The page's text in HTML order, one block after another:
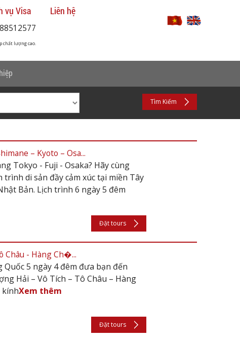
chất lượng cao.
vụ Visa Liên hệ
Tìm Kiếm
– Kyoto – Osa...
Tokyo - Fuji - Osaka? Hãy cùng
di sản đầy cảm xúc tại miền Tây
Bản. Lịch trình 6 ngày 5 đêm
Đặt tours
Châu - Hàng Ch�...
5 ngày 4 đêm đưa bạn đến
Hải – Vô Tích – Tô Châu – Hàng
kínhXem thêm
Đặt tours